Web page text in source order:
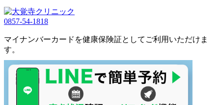
0857-54-1818
マイナンバーカードを健康保険証としてご利用いただけま
す。